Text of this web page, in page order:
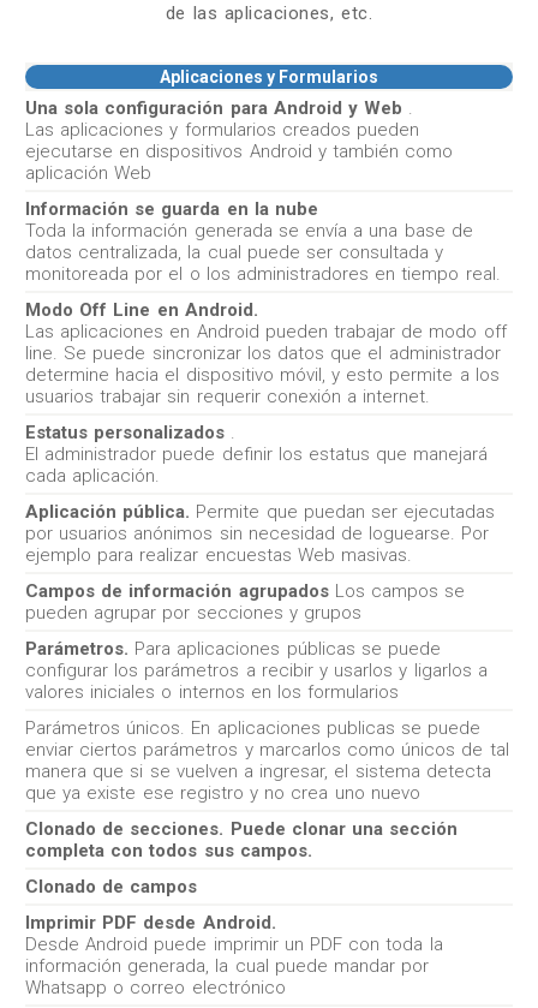
de las aplicaciones, etc.
Aplicaciones y Formularios
Una sola configuración para Android y Web .
Las aplicaciones y formularios creados pueden
ejecutarse en dispositivos Android y también como
aplicación Web
Información se guarda en la nube
Toda la información generada se envía a una base de
datos centralizada, la cual puede ser consultada y
monitoreada por el o los administradores en tiempo real.
Modo Off Line en Android.
Las aplicaciones en Android pueden trabajar de modo off
line. Se puede sincronizar los datos que el administrador
determine hacia el dispositivo móvil, y esto permite a los
usuarios trabajar sin requerir conexión a internet.
Estatus personalizados .
El administrador puede definir los estatus que manejará
cada aplicación.
Aplicación pública. Permite que puedan ser ejecutadas
por usuarios anónimos sin necesidad de loguearse. Por
ejemplo para realizar encuestas Web masivas.
Campos de información agrupadosLos campos se
pueden agrupar por secciones y grupos
Parámetros. Para aplicaciones públicas se puede
configurar los parámetros a recibir y usarlos y ligarlos a
valores iniciales o internos en los formularios
Parámetros únicos. En aplicaciones publicas se puede
enviar ciertos parámetros y marcarlos como únicos de tal
manera que si se vuelven a ingresar, el sistema detecta
que ya existe ese registro y no crea uno nuevo
Clonado de secciones. Puede clonar una sección
completa con todos sus campos.
Clonado de campos
Imprimir PDF desde Android.
Desde Android puede imprimir un PDF con toda la
información generada, la cual puede mandar por
Whatsapp o correo electrónico